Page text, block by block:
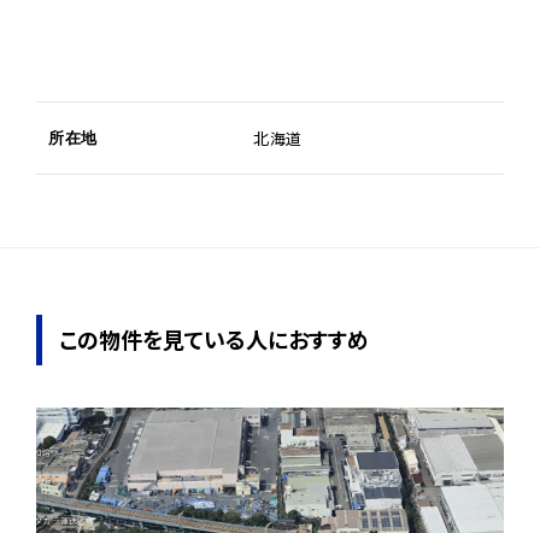
所在地 北海道
この物件を見ている人におすすめ